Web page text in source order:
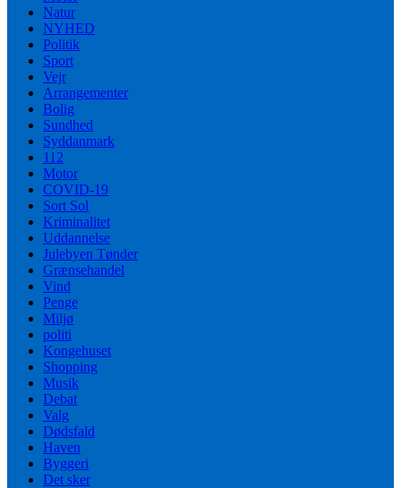
Natur
NYHED
Politik
Sport
Vejr
Arrangementer
Bolig
Sundhed
Syddanmark
112
Motor
COVID-19
Sort Sol
Kriminalitet
Uddannelse
Julebyen Tønder
Grænsehandel
Vind
Penge
Miljø
politi
Kongehuset
Shopping
Musik
Debat
Valg
Dødsfald
Haven
Byggeri
Det sker